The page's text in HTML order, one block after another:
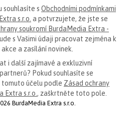
souhlasíte s Obchodními podmínkami
s.r.o. a potvrzujete, že jste se
soukromí BurdaMedia Extra -
s Vašimi údaji pracovat zejména k
a zasílání novinek.
i další zajímavé a exkluzivní
Pokud souhlasíte se
tomuto účelu podle Zásad ochrany
Extra s.r.o. , zaškrtněte toto pole.
BurdaMedia Extra s.r.o.